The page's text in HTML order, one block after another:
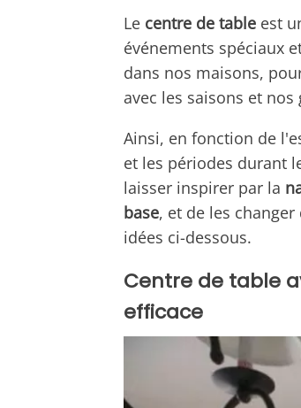
Le centre de table est
événements spéciaux
dans nos maisons,
avec les saisons et
Ainsi, en fonction de
et les périodes durant
laisser inspirer par la
base, et de les
idées ci-dessous.
Centre de table
efficace